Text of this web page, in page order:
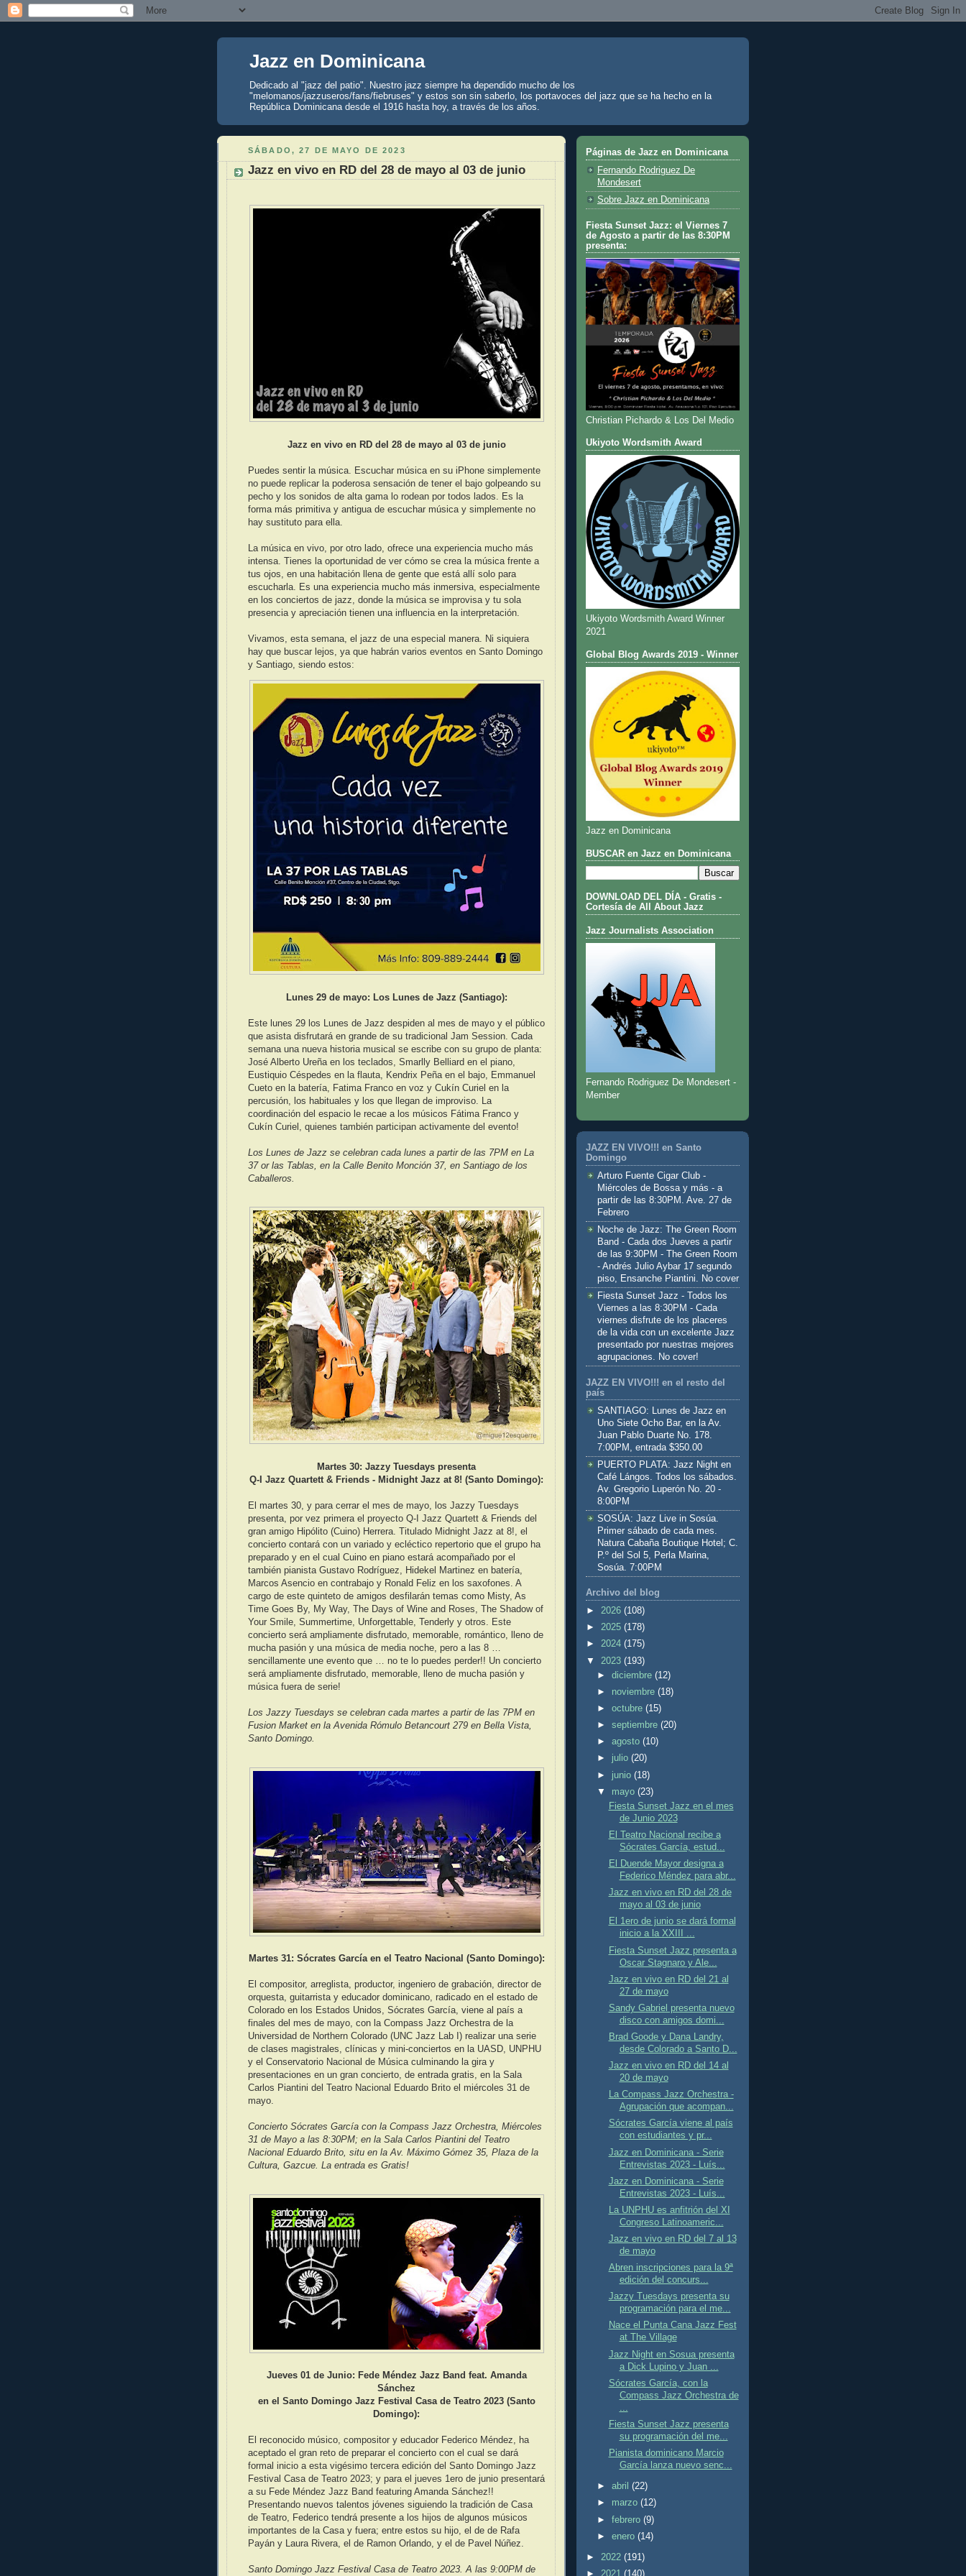
Jazz en Dominicana
Dedicado al "jazz del patio". Nuestro jazz siempre ha dependido mucho de los
"melomanos/jazzuseros/fans/fiebruses" y estos son sin saberlo, los portavoces del jazz que se ha hecho en la
República Dominicana desde el 1916 hasta hoy, a través de los años.
SÁBADO, 27 DE MAYO DE 2023
Jazz en vivo en RD del 28 de mayo al 03 de junio
Jazz en vivo en RD del 28 de mayo al 03 de junio
Puedes sentir la música. Escuchar música en su iPhone simplemente
no puede replicar la poderosa sensación de tener el bajo golpeando su
pecho y los sonidos de alta gama lo rodean por todos lados. Es la
forma más primitiva y antigua de escuchar música y simplemente no
hay sustituto para ella.
La música en vivo, por otro lado, ofrece una experiencia mucho más
intensa. Tienes la oportunidad de ver cómo se crea la música frente a
tus ojos, en una habitación llena de gente que está allí solo para
escucharla. Es una experiencia mucho más inmersiva, especialmente
en los conciertos de jazz, donde la música se improvisa y tu sola
presencia y apreciación tienen una influencia en la interpretación.
Vivamos, esta semana, el jazz de una especial manera. Ni siquiera
hay que buscar lejos, ya que habrán varios eventos en Santo Domingo
y Santiago, siendo estos:
Lunes 29 de mayo: Los Lunes de Jazz (Santiago):
Este lunes 29 los Lunes de Jazz despiden al mes de mayo y el público
que asista disfrutará en grande de su tradicional Jam Session. Cada
semana una nueva historia musical se escribe con su grupo de planta:
José Alberto Ureña en los teclados, Smarlly Belliard en el piano,
Eustiquio Céspedes en la flauta, Kendrix Peña en el bajo, Emmanuel
Cueto en la batería, Fatima Franco en voz y Cukín Curiel en la
percusión, los habituales y los que llegan de improviso. La
coordinación del espacio le recae a los músicos Fátima Franco y
Cukín Curiel, quienes también participan activamente del evento!
Los Lunes de Jazz se celebran cada lunes a partir de las 7PM en La
37 or las Tablas, en la Calle Benito Monción 37, en Santiago de los
Caballeros.
Martes 30: Jazzy Tuesdays presenta
Q-I Jazz Quartett & Friends - Midnight Jazz at 8! (Santo Domingo):
El martes 30, y para cerrar el mes de mayo, los Jazzy Tuesdays
presenta, por vez primera el proyecto Q-I Jazz Quartett & Friends del
gran amigo Hipólito (Cuino) Herrera. Titulado Midnight Jazz at 8!, el
concierto contará con un variado y ecléctico repertorio que el grupo ha
preparado y en el cual Cuino en piano estará acompañado por el
también pianista Gustavo Rodríguez, Hidekel Martinez en batería,
Marcos Asencio en contrabajo y Ronald Feliz en los saxofones. A
cargo de este quinteto de amigos desfilarán temas como Misty, As
Time Goes By, My Way, The Days of Wine and Roses, The Shadow of
Your Smile, Summertime, Unforgettable, Tenderly y otros. Este
concierto será ampliamente disfrutado, memorable, romántico, lleno de
mucha pasión y una música de media noche, pero a las 8 …
sencillamente une evento que … no te lo puedes perder!! Un concierto
será ampliamente disfrutado, memorable, lleno de mucha pasión y
música fuera de serie!
Los Jazzy Tuesdays se celebran cada martes a partir de las 7PM en
Fusion Market en la Avenida Rómulo Betancourt 279 en Bella Vista,
Santo Domingo.
Martes 31: Sócrates García en el Teatro Nacional (Santo Domingo):
El compositor, arreglista, productor, ingeniero de grabación, director de
orquesta, guitarrista y educador dominicano, radicado en el estado de
Colorado en los Estados Unidos, Sócrates García, viene al país a
finales del mes de mayo, con la Compass Jazz Orchestra de la
Universidad de Northern Colorado (UNC Jazz Lab I) realizar una serie
de clases magistrales, clínicas y mini-conciertos en la UASD, UNPHU
y el Conservatorio Nacional de Música culminando la gira y
presentaciones en un gran concierto, de entrada gratis, en la Sala
Carlos Piantini del Teatro Nacional Eduardo Brito el miércoles 31 de
mayo.
Concierto Sócrates García con la Compass Jazz Orchestra, Miércoles
31 de Mayo a las 8:30PM; en la Sala Carlos Piantini del Teatro
Nacional Eduardo Brito, situ en la Av. Máximo Gómez 35, Plaza de la
Cultura, Gazcue. La entrada es Gratis!
Jueves 01 de Junio: Fede Méndez Jazz Band feat. Amanda
Sánchez
en el Santo Domingo Jazz Festival Casa de Teatro 2023 (Santo
Domingo):
El reconocido músico, compositor y educador Federico Méndez, ha
aceptado el gran reto de preparar el concierto con el cual se dará
formal inicio a esta vigésimo tercera edición del Santo Domingo Jazz
Festival Casa de Teatro 2023; y para el jueves 1ero de junio presentará
a su Fede Méndez Jazz Band featuring Amanda Sánchez!!
Presentando nuevos talentos jóvenes siguiendo la tradición de Casa
de Teatro, Federico tendrá presente a los hijos de algunos músicos
importantes de la Casa y fuera; entre estos su hijo, el de de Rafa
Payán y Laura Rivera, el de Ramon Orlando, y el de Pavel Núñez.
Santo Domingo Jazz Festival Casa de Teatro 2023. A las 9:00PM de
Páginas de Jazz en Dominicana
Fernando Rodriguez De
Mondesert
Sobre Jazz en Dominicana
Fiesta Sunset Jazz: el Viernes 7
de Agosto a partir de las 8:30PM
presenta:
Christian Pichardo & Los Del Medio
Ukiyoto Wordsmith Award
Ukiyoto Wordsmith Award Winner
2021
Global Blog Awards 2019 - Winner
Jazz en Dominicana
BUSCAR en Jazz en Dominicana
DOWNLOAD DEL DÍA - Gratis -
Cortesía de All About Jazz
Jazz Journalists Association
Fernando Rodriguez De Mondesert -
Member
JAZZ EN VIVO!!! en Santo
Domingo
Arturo Fuente Cigar Club -
Miércoles de Bossa y más - a
partir de las 8:30PM. Ave. 27 de
Febrero
Noche de Jazz: The Green Room
Band - Cada dos Jueves a partir
de las 9:30PM - The Green Room
- Andrés Julio Aybar 17 segundo
piso, Ensanche Piantini. No cover
Fiesta Sunset Jazz - Todos los
Viernes a las 8:30PM - Cada
viernes disfrute de los placeres
de la vida con un excelente Jazz
presentado por nuestras mejores
agrupaciones. No cover!
JAZZ EN VIVO!!! en el resto del
país
SANTIAGO: Lunes de Jazz en
Uno Siete Ocho Bar, en la Av.
Juan Pablo Duarte No. 178.
7:00PM, entrada $350.00
PUERTO PLATA: Jazz Night en
Café Lángos. Todos los sábados.
Av. Gregorio Luperón No. 20 -
8:00PM
SOSÚA: Jazz Live in Sosúa.
Primer sábado de cada mes.
Natura Cabaña Boutique Hotel; C.
P.º del Sol 5, Perla Marina,
Sosúa. 7:00PM
Archivo del blog
► 2026 (108)
► 2025 (178)
► 2024 (175)
▼ 2023 (193)
►diciembre(12)
► noviembre(18)
►octubre(15)
►septiembre(20)
►agosto(10)
► julio(20)
► junio(18)
▼ mayo(23)
Fiesta Sunset Jazz en el mes
de Junio 2023
El Teatro Nacional recibe a
Sócrates García, estud...
El Duende Mayor designa a
Federico Méndez para abr...
Jazz en vivo en RD del 28 de
mayo al 03 de junio
El 1ero de junio se dará formal
inicio a la XXIII ...
Fiesta Sunset Jazz presenta a
Oscar Stagnaro y Ale...
Jazz en vivo en RD del 21 al
27 de mayo
Sandy Gabriel presenta nuevo
disco con amigos domi...
Brad Goode y Dana Landry,
desde Colorado a Santo D...
Jazz en vivo en RD del 14 al
20 de mayo
La Compass Jazz Orchestra -
Agrupación que acompan...
Sócrates García viene al país
con estudiantes y pr...
Jazz en Dominicana - Serie
Entrevistas 2023 - Luís...
Jazz en Dominicana - Serie
Entrevistas 2023 - Luís...
La UNPHU es anfitrión del XI
Congreso Latinoameric...
Jazz en vivo en RD del 7 al 13
de mayo
Abren inscripciones para la 9ª
edición del concurs...
Jazzy Tuesdays presenta su
programación para el me...
Nace el Punta Cana Jazz Fest
at The Village
Jazz Night en Sosua presenta
a Dick Lupino y Juan ...
Sócrates García, con la
Compass Jazz Orchestra de
Fiesta Sunset Jazz presenta
su programación del me...
Pianista dominicano Marcio
García lanza nuevo senc...
►abril(22)
► marzo(12)
►febrero(9)
►enero(14)
► 2022 (191)
► 2021 (140)